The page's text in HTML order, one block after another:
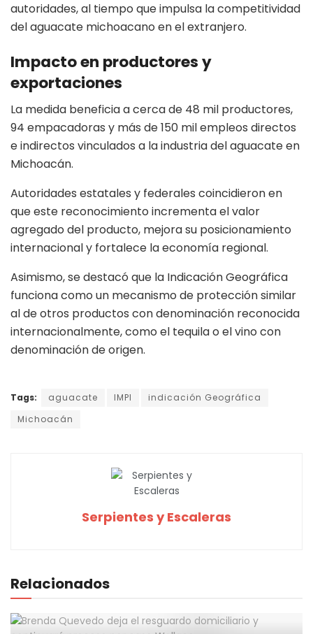
autoridades, al tiempo que impulsa la competitividad
del aguacate michoacano en el extranjero.
Impacto en productores y
exportaciones
La medida beneficia a cerca de 48 mil productores,
94 empacadoras y más de 150 mil empleos directos
e indirectos vinculados a la industria del aguacate en
Michoacán.
Autoridades estatales y federales coincidieron en
que este reconocimiento incrementa el valor
agregado del producto, mejora su posicionamiento
internacional y fortalece la economía regional.
Asimismo, se destacó que la Indicación Geográfica
funciona como un mecanismo de protección similar
al de otros productos con denominación reconocida
internacionalmente, como el tequila o el vino con
denominación de origen.
Tags: aguacate IMPI
indicación Geográfica
Michoacán
Serpientes y Escaleras
Relacionados